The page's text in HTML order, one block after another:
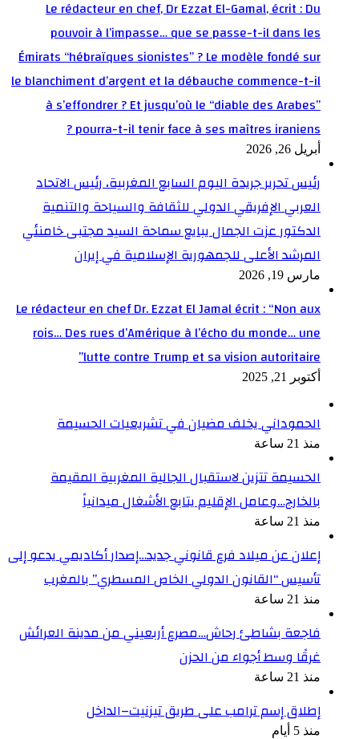
Le rédacteur en chef, Dr Ezzat El-Gamal, écrit : Du
pouvoir à l’impasse… que se passe-t-il dans les
Émirats “hébraïques sionistes” ? Le modèle fondé sur
le blanchiment d’argent et la débauche commence-t-il
à s’effondrer ? Et jusqu’où le “diable des Arabes”
pourra-t-il tenir face à ses maîtres iraniens ?
أبريل 26, 2026
رئيس تحرير جريدة اليوم السابع المغربية، رئيس الاتحاد
العربي الإفريقي الدولي للثقافة والسياحة والتنمية
الدكتور عزت الجمال يبايع سماحة السيد مجتبى خامنئي
المرشد الأعلى للجمهورية الإسلامية في إيران
مارس 19, 2026
Le rédacteur en chef Dr. Ezzat El Jamal écrit : “Non aux
rois… Des rues d’Amérique à l’écho du monde… une
lutte contre Trump et sa vision autoritaire”
أكتوبر 21, 2025
الحموداني يخلف مضيان في تشريعيات الحسيمة
منذ 21 ساعة
الحسيمة تتزين لاستقبال الجالية المغربية المقيمة
بالخارج…وعامل الإقليم يتابع الأشغال ميدانياً
منذ 21 ساعة
إعلان عن ميلاد فرع قانوني جديد…إصدار أكاديمي يدعو إلى
تأسيس “القانون الدولي الخاص المسطري” بالمغرب
منذ 21 ساعة
فاجعة بشاطئ رحاش…مصرع أربعيني من مدينة العرائش
غرقًا وسط أجواء من الحزن
منذ 21 ساعة
إطلاق إسم ترامب على طريق تيزنيت–الداخل
منذ 5 أيام